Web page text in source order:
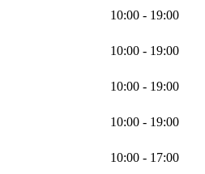
10:00 - 19:00
10:00 - 19:00
10:00 - 19:00
10:00 - 19:00
10:00 - 17:00